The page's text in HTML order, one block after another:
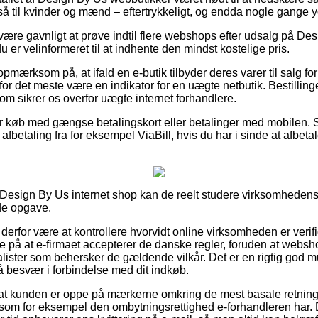
til kvinder og mænd – eftertrykkeligt, og endda nogle gange
gavnligt at prøve indtil flere webshops efter udsalg på
er velinformeret til at indhente den mindst kostelige pris.
på, at ifald en e-butik tilbyder deres varer til salg
det meste være en indikator for en uægte netbutik.
sikrer os overfor uægte internet forhandlere.
køb med gængse betalingskort eller betalinger med mobilen.
fra for eksempel ViaBill, hvis du har i sinde at
By Us internet shop kan de reelt studere
opgave.
være at kontrollere hvorvidt online virksomheden er
på at e-firmaet accepterer de danske regler, foruden at
som behersker de gældende vilkår. Det er en rigtig god
besvær i forbindelse med dit indkøb.
kunden er oppe på mærkerne omkring de mest basale
for eksempel den ombytningsrettighed e-forhandleren har.